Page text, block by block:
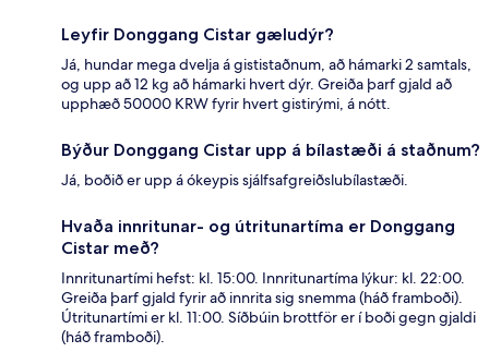
Leyfir Donggang Cistar gæludýr?
Já, hundar mega dvelja á gististaðnum, að hámarki 2 samtals,
og upp að 12 kg að hámarki hvert dýr. Greiða þarf gjald að
upphæð 50000 KRW fyrir hvert gistirými, á nótt.
Býður Donggang Cistar upp á bílastæði á staðnum?
Já, boðið er upp á ókeypis sjálfsafgreiðslubílastæði.
Hvaða innritunar- og útritunartíma er Donggang
Cistar með?
Innritunartími hefst: kl. 15:00. Innritunartíma lýkur: kl. 22:00.
Greiða þarf gjald fyrir að innrita sig snemma (háð framboði).
Útritunartími er kl. 11:00. Síðbúin brottför er í boði gegn gjaldi
(háð framboði).